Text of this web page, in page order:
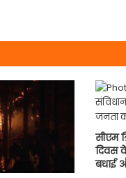
सीएम
दिवस
बधाई